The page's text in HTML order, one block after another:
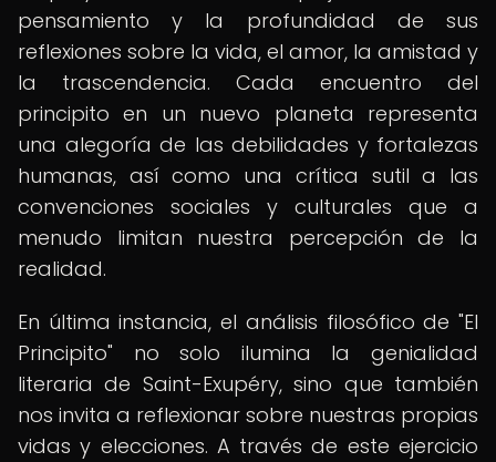
pensamiento y la profundidad de sus
reflexiones sobre la vida, el amor, la amistad y
la trascendencia. Cada encuentro del
principito en un nuevo planeta representa
una alegoría de las debilidades y fortalezas
humanas, así como una crítica sutil a las
convenciones sociales y culturales que a
menudo limitan nuestra percepción de la
realidad.
En última instancia, el análisis filosófico de "El
Principito" no solo ilumina la genialidad
literaria de Saint-Exupéry, sino que también
nos invita a reflexionar sobre nuestras propias
vidas y elecciones. A través de este ejercicio